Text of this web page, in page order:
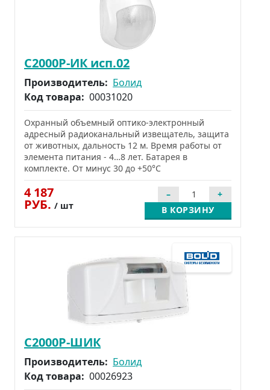
С2000Р-ИК исп.02
Производитель: Болид
Код товара: 00031020
Охранный объемный оптико-электронный
адресный радиоканальный извещатель, защита
от животных, дальность 12 м. Время работы от
элемента питания - 4…8 лет. Батарея в
комплекте. От минус 30 до +50°С
4 187
РУБ. / шт В КОРЗИНУ
С2000Р-ШИК
Производитель: Болид
Код товара: 00026923